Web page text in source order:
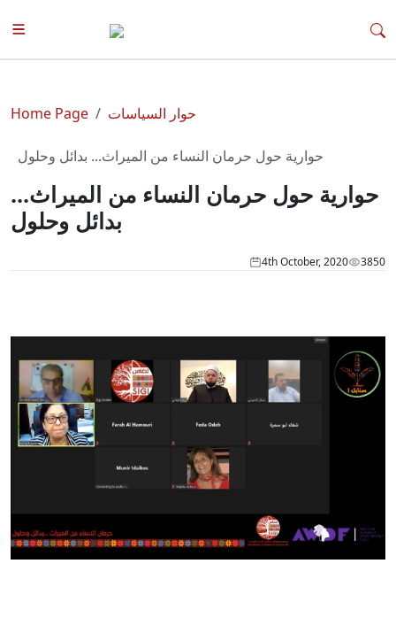
Home Page حوار السياسات
حوارية حول حرمان النساء من الميراث... بدائل وحلول
حوارية حول حرمان النساء من الميراث...
بدائل وحلول
4th October, 2020 3850